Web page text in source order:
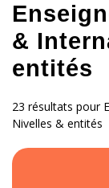
&
entités
23 résultats pour
Nivelles & entités